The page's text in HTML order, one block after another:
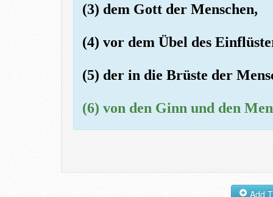
(3) dem Gott der Menschen,
(4) vor dem Übel des
(5) der in die Brüste der
(6) von den Ginn und den